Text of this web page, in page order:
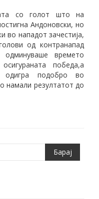
со голот што на
Андоновски, но
во нападот зачестија,
од контранапад
времето
победа,а
подобро во
намали резултатот до